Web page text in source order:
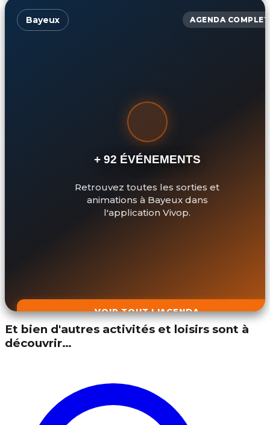
Bayeux AGENDA COMPLET
+ 92 ÉVÉNEMENTS
Retrouvez toutes les sorties et
animations à Bayeux dans
l'application Vivop.
VOIR TOUT L'AGENDA
Et bien d'autres activités et loisirs sont à
découvrir…